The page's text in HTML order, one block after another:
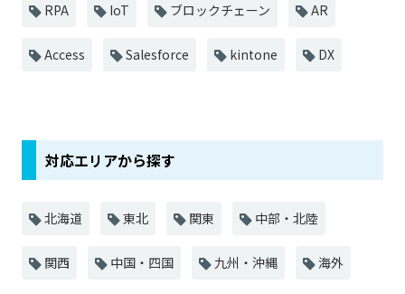
RPA IoT ブロックチェーン AR
Access Salesforce kintone DX
対応エリアから探す
北海道 東北 関東 中部・北陸
関西 中国・四国 九州・沖縄 海外